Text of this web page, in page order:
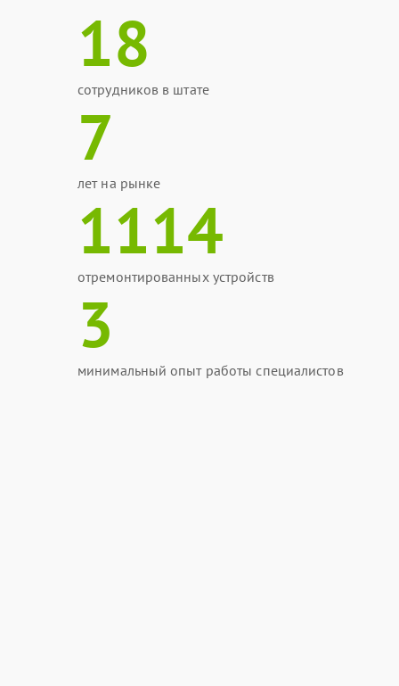
18
сотрудников в штате
7
лет на рынке
1114
отремонтированных устройств
3
минимальный опыт работы специалистов